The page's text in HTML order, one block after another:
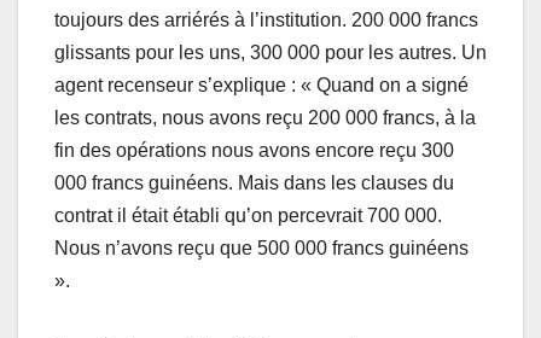
toujours des arriérés à l’institution. 200 000 francs
glissants pour les uns, 300 000 pour les autres. Un
agent recenseur s’explique : « Quand on a signé
les contrats, nous avons reçu 200 000 francs, à la
fin des opérations nous avons encore reçu 300
000 francs guinéens. Mais dans les clauses du
contrat il était établi qu’on percevrait 700 000.
Nous n’avons reçu que 500 000 francs guinéens
».